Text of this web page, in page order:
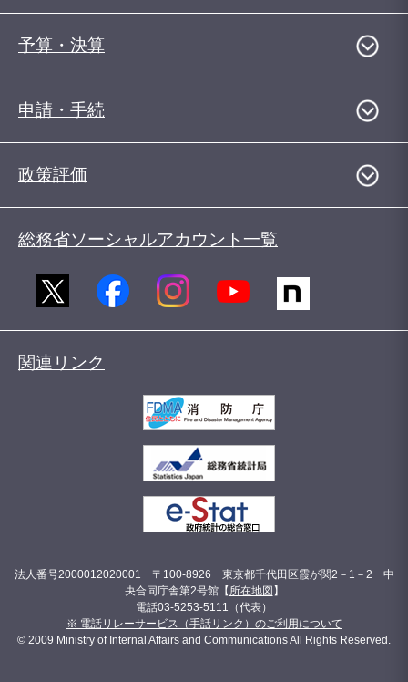
予算・決算
申請・手続
政策評価
総務省ソーシャルアカウント一覧
関連リンク
法人番号2000012020001 〒100-8926 東京都千代田区霞が関2－1－2 中
央合同庁舎第2号館【 所在地図 】
電話03-5253-5111（代表）
※ 電話リレーサービス（手話リンク）のご利用について
© 2009 Ministry of Internal Affairs and Communications All Rights Reserved.